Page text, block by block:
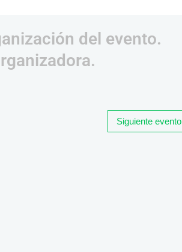
del evento.
Siguiente evento